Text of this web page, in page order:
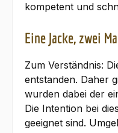
kompetent und
Eine Jacke, zwei
Zum Verständnis:
entstanden. Daher
wurden dabei der
Die Intention bei
geeignet sind.